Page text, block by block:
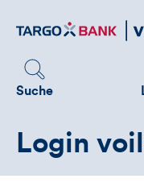
zum
Suche
Login